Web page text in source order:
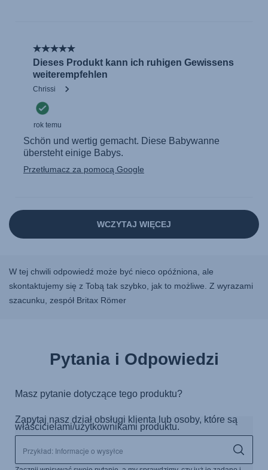
W tej chwili odpowiedź może być nieco opóźniona, ale
skontaktujemy się z Tobą tak szybko, jak to możliwe. Z wyrazami
szacunku, zespół Britax Römer
Pytania i Odpowiedzi